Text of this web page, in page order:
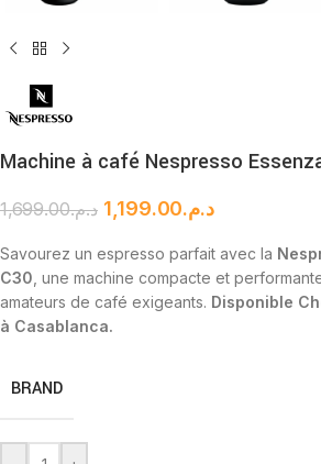
Machine à café Nespresso
د.م.1,699.00 د.م.1,199.00
Savourez un espresso parfait avec la
C30, une machine compacte et
amateurs de café exigeants. Disponible
à Casablanca.
BRAND